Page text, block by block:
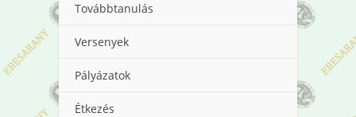
Továbbtanulás
Versenyek
Pályázatok
Étkezés